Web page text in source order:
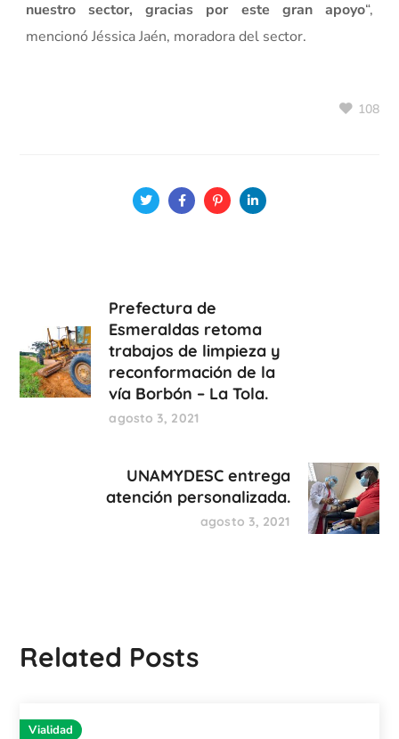
nuestro sector, gracias por este gran apoyo“,
mencionó Jéssica Jaén, moradora del sector.
108
Prefectura de
Esmeraldas retoma
trabajos de limpieza y
reconformación de la
vía Borbón – La Tola.
agosto 3, 2021
UNAMYDESC entrega
atención personalizada.
agosto 3, 2021
Related Posts
Vialidad